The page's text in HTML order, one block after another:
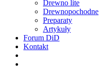
Drewno lite
Drewnopochodne
Preparaty
Artykuły
Forum DiD
Kontakt